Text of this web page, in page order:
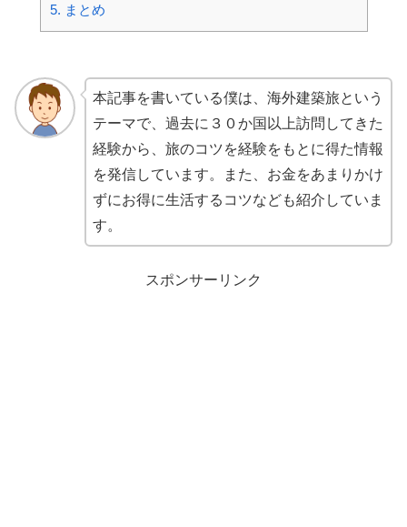
5. まとめ
本記事を書いている僕は、海外建築旅という
テーマで、過去に３０か国以上訪問してきた
経験から、旅のコツを経験をもとに得た情報
を発信しています。また、お金をあまりかけ
ずにお得に生活するコツなども紹介していま
す。
スポンサーリンク